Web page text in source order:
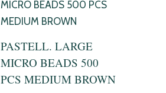
PASTELL. LARGE
MICRO BEADS 500
PCS MEDIUM BROWN